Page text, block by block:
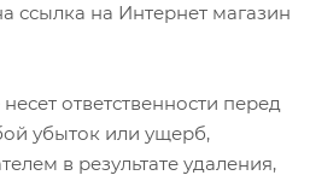
ссылка на Интернет магазин
ответственности перед
убыток или ущерб,
в результате удаления,